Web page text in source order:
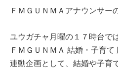
ＦＭＧＵＮＭＡアナウンサー
ユウガチャ月曜の１７時台で
ＦＭＧＵＮＭＡ 結婚・子育
連動企画として、結婚や子育